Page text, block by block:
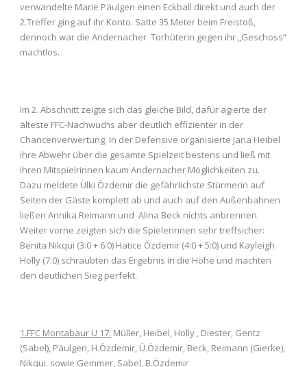
verwandelte Marie Päulgen einen Eckball direkt und auch der
2.Treffer ging auf ihr Konto. Satte 35 Meter beim Freistoß,
dennoch war die Andernacher Torhüterin gegen ihr „Geschoss“
machtlos.
Im 2. Abschnitt zeigte sich das gleiche Bild, dafür agierte der
älteste FFC-Nachwuchs aber deutlich effizienter in der
Chancenverwertung. In der Defensive organisierte Jana Heibel
ihre Abwehr über die gesamte Spielzeit bestens und ließ mit
ihren Mitspielrinnen kaum Andernacher Möglichkeiten zu.
Dazu meldete Ülki Özdemir die gefährlichste Stürmerin auf
Seiten der Gäste komplett ab und auch auf den Außenbahnen
ließen Annika Reimann und Alina Beck nichts anbrennen.
Weiter vorne zeigten sich die Spielerinnen sehr treffsicher:
Benita Nikqui (3:0 + 6:0) Hatice Özdemir (4:0 + 5:0) und Kayleigh
Holly (7:0) schraubten das Ergebnis in die Höhe und machten
den deutlichen Sieg perfekt.
1.FFC Montabaur U 17: Müller, Heibel, Holly , Diester, Gentz
(Sabel), Päulgen, H.Özdemir, Ü.Özdemir, Beck, Reimann (Gierke),
Nikqui, sowie Gemmer, Sabel, B.Özdemir